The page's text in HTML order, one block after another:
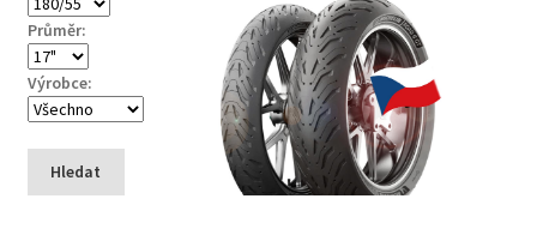
Průměr:
Výrobce:
Hledat